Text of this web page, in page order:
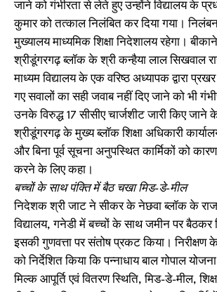
जाने को गंभीरता से लेते हुए उन्होंने विद्यालय के
कुमार को तत्काल निलंबित कर दिया गया।
मुख्यालय माध्यमिक शिक्षा निदेशालय रहेगा।
श्रीडूंगरगढ़ ब्लॉक के श्री कन्हैया लाल सिखवाल
माध्यम विद्यालय के एक वरिष्ठ अध्यापक द्वारा
गए सवालों का सही जवाब नहीं दिए जाने को भी
उनके विरुद्ध 17 सीसीए चार्जशीट जारी किए जाने के
श्रीडूंगरगढ़ के मुख्य ब्लाॅक शिक्षा अधिकारी
और बिना पूर्व सूचना अनुपस्थित कार्मिकों को
करने के लिए कहा।
बच्चों के साथ पंक्ति में बैठ चखा मिड-डे-मील
निदेशक श्री जाट ने सीकर के नेछवा ब्लॉक के
विद्यालय, गनेडी में बच्चों के साथ जमीन पर बैठकर
इसकी गुणवत्ता पर संतोष प्रकट किया। निरीक्षण के
को निर्देशित किया कि पन्नाधाय बाल गोपाल
मिल्क आपूर्ति एवं वितरण स्थिति, मिड-डे-मील,